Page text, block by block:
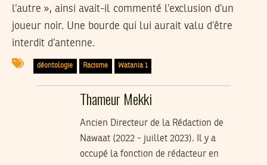
l’autre », ainsi avait-il commenté l’exclusion d’un
joueur noir. Une bourde qui lui aurait valu d’être
interdit d’antenne.
déontologie Racisme Watania 1
Thameur Mekki
Ancien Directeur de la Rédaction de
Nawaat (2022 - juillet 2023). Il y a
occupé la fonction de rédacteur en